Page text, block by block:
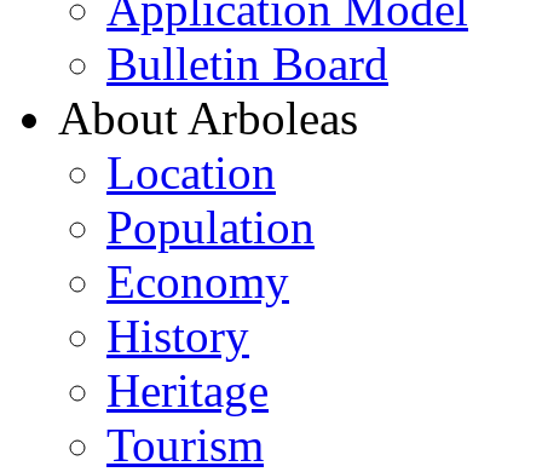
Bulletin Board
About Arboleas
Location
Population
Economy
History
Heritage
Tourism